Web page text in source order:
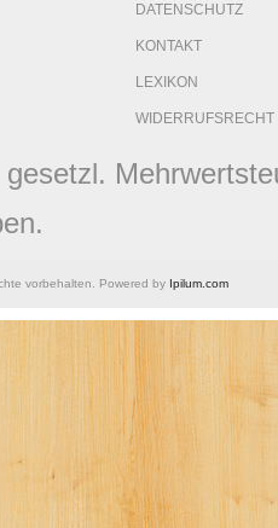
DATENSCHUTZ
KONTAKT
LEXIKON
WIDERRUFSRECHT
vorbehalten. Powered by Ipilum.com